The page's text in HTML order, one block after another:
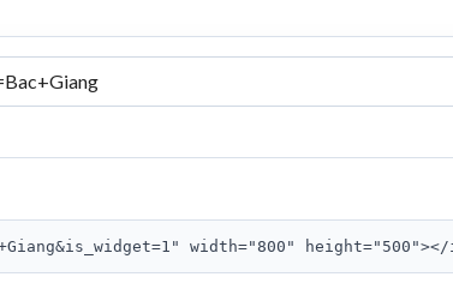
width="800" height="500"></